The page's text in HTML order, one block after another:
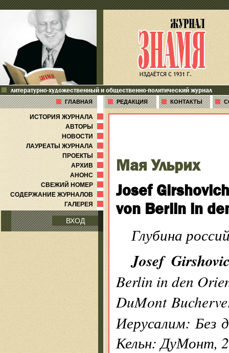
литературно-художественный и общественно-политический журнал
ГЛАВНАЯ РЕДАКЦИЯ КОНТАКТЫ
ИСТОРИЯ ЖУРНАЛА
АВТОРЫ
НОВОСТИ
ЛАУРЕАТЫ ЖУРНАЛА
ПРОЕКТЫ
АРХИВ
АНОНС
СВЕЖИЙ НОМЕР
СОДЕРЖАНИЕ ЖУРНАЛОВ
ГАЛЕРЕЯ
ВХОД
Мая Ульрих
Josef
von Berlin in
Глубина
Josef
Berlin in den
DuMont
Иерусалим: Без
Кельн: ДуМонт,